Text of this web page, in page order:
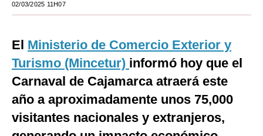
Mundo
EEUU
México
España
Internacional
Tecnología
02/03/2025 11H07
El Ministerio de Comercio Exterior y
Turismo (Mincetur) informó hoy que el
Carnaval de Cajamarca atraerá este
año a aproximadamente unos 75,000
visitantes nacionales y extranjeros,